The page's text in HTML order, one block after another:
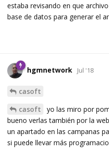
estaba revisando en que
base de datos para generar el
hgmnetwork Jul '18
casoft
casoft
yo las miro por
bueno verlas también por la
un apartado en las campanas
si puede llevar más